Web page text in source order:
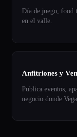
Día de juego, food
en el valle.
Anfitriones y
Publica eventos,
negocio donde